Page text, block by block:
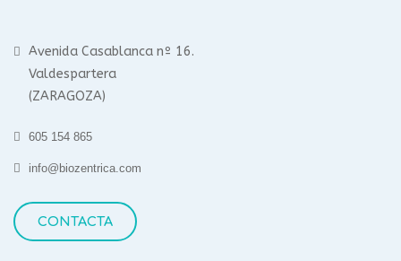
Avenida Casablanca nº 16.
Valdespartera
(ZARAGOZA)
605 154 865
info@biozentrica.com
CONTACTA